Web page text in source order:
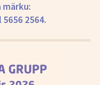
märku:
2564.